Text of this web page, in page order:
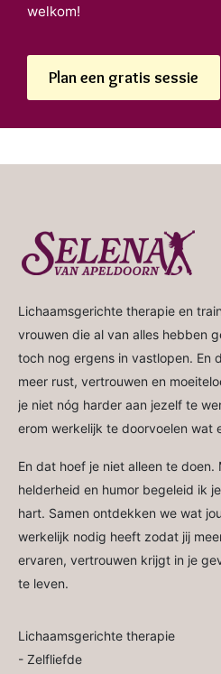
welkom!
Plan een gratis sessie
Lichaamsgerichte therapie en
vrouwen die al van alles hebben
toch nog ergens in vastlopen. En
meer rust, vertrouwen en
je niet nóg harder aan jezelf te
erom werkelijk te doorvoelen wat
En dat hoef je niet alleen te doen.
helderheid en humor begeleid ik
hart. Samen ontdekken we wat
werkelijk nodig heeft zodat jij
ervaren, vertrouwen krijgt in je
te leven.
Lichaamsgerichte therapie
- Zelfliefde